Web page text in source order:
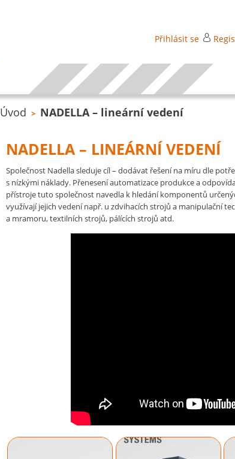
Přihlásit se
Úvod > NADELLA – lineární vedení
NADELLA – LINEÁRNÍ VEDENÍ
Společnost Nadella sleduje cíl – dodávat řešení na míru dle
s nízkými náklady. Přenesení automatizace produkce a
přístroje tuto společnost navedla k hledání komponentů
využívají jejich vedení např. u zdvihacích strojů a manipulační
a mramoru, textilních strojů, pálících strojů atd.